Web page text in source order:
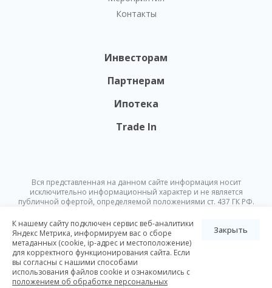
Контакты
Инвесторам
Партнерам
Ипотека
Trade In
Вся представленная на данном сайте информация носит
исключительно информационный характер и не является
публичной офертой, определяемой положениями ст. 437 ГК РФ.
изменена в любое время без предварительного уведомления.
© Nikoliers 2026
Положение об обработке персональных данных
Разработка Pictus
К нашему сайту подключен сервис веб-аналитики
Яндекс Метрика, информируем вас о сборе
метаданных (cookie, ip-адрес и местоположение)
для корректного функционирования сайта. Если
вы согласны с нашими способами
использования файлов cookie и ознакомились с
положением об обработке персональных
Закрыть